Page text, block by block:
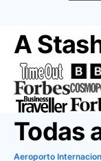
A
Todas